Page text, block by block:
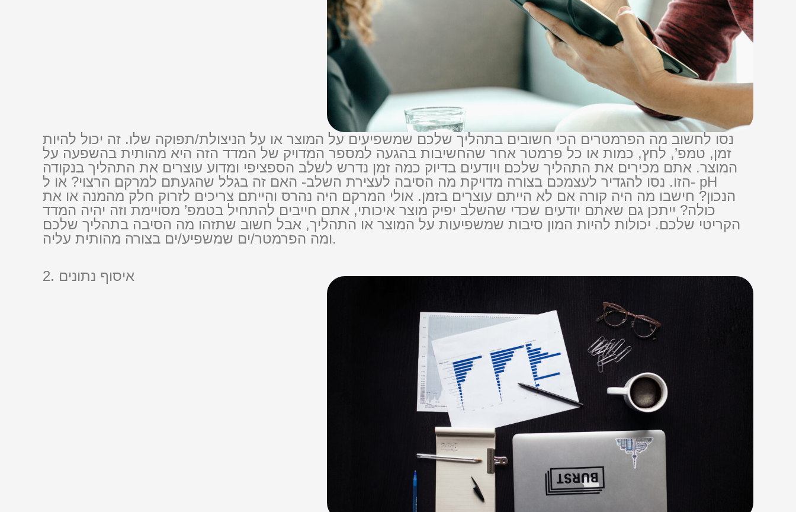
נסו לחשוב מה הפרמטרים הכי חשובים בתהליך שלכם שמשפיעים על המוצר או על הניצולת/תפוקה שלו. זה יכול להיות
זמן, טמפ’, לחץ, כמות או כל פרמטר אחר שהחשיבות בהגעה למספר המדויק של המדד הזה היא מהותית בהשפעה על
המוצר. אתם מכירים את התהליך שלכם ויודעים בדיוק כמה זמן נדרש לשלב הספציפי ומדוע עוצרים את התהליך בנקודה
הזו. נסו להגדיר לעצמכם בצורה מדויקת מה הסיבה לעצירת השלב- האם זה בגלל שהגעתם למרקם הרצוי? או ל- pH
הנכון? חישבו מה היה קורה אם לא הייתם עוצרים בזמן. אולי המרקם היה נהרס והייתם צריכים לזרוק חלק מהמנה או את
כולה? ייתכן גם שאתם יודעים שכדי שהשלב יפיק מוצר איכותי, אתם חייבים להתחיל בטמפ’ מסויימת וזה יהיה המדד
הקריטי שלכם. יכולות להיות המון סיבות שמשפיעות על המוצר או התהליך, אבל חשוב שתזהו מה הסיבה בתהליך שלכם
ומה הפרמטר/ים שמשפיע/ים בצורה מהותית עליה.
2. איסוף נתונים